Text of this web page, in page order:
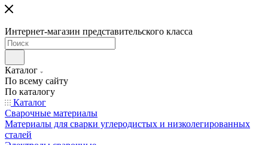
Интернет-магазин представительского класса
Каталог
По всему сайту
По каталогу
Каталог
Сварочные материалы
Материалы для сварки углеродистых и низколегированных
сталей